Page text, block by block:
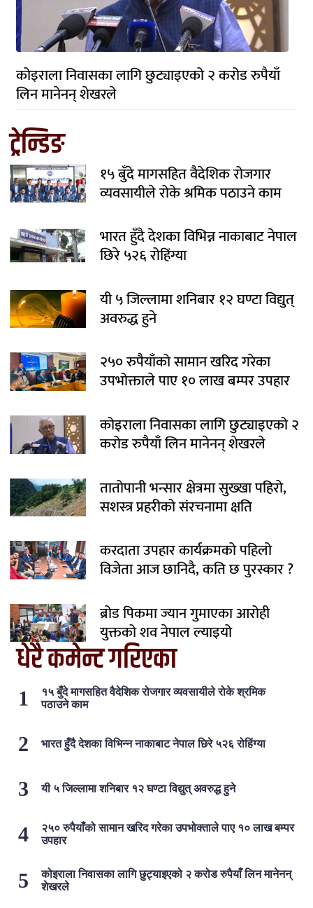
कोइराला निवासका लागि छुट्याइएको २ करोड रुपैयाँ
लिन मानेनन् शेखरले
ट्रेन्डिङ
१५ बुँदे मागसहित वैदेशिक रोजगार
व्यवसायीले रोके श्रमिक पठाउने काम
भारत हुँदै देशका विभिन्न नाकाबाट नेपाल
छिरे ५२६ रोहिंग्या
यी ५ जिल्लामा शनिबार १२ घण्टा विद्युत्
अवरुद्ध हुने
२५० रुपैयाँको सामान खरिद गरेका
उपभोक्ताले पाए १० लाख बम्पर उपहार
कोइराला निवासका लागि छुट्याइएको २
करोड रुपैयाँ लिन मानेनन् शेखरले
तातोपानी भन्सार क्षेत्रमा सुख्खा पहिरो,
सशस्त्र प्रहरीको संरचनामा क्षति
करदाता उपहार कार्यक्रमको पहिलो
विजेता आज छानिदै, कति छ पुरस्कार ?
ब्रोड पिकमा ज्यान गुमाएका आरोही
युक्तको शव नेपाल ल्याइयो
धेरै कमेन्ट गरिएका
१५ बुँदे मागसहित वैदेशिक रोजगार व्यवसायीले रोके श्रमिक
पठाउने काम
भारत हुँदै देशका विभिन्न नाकाबाट नेपाल छिरे ५२६ रोहिंग्या
यी ५ जिल्लामा शनिबार १२ घण्टा विद्युत् अवरुद्ध हुने
२५० रुपैयाँको सामान खरिद गरेका उपभोक्ताले पाए १० लाख बम्पर
उपहार
कोइराला निवासका लागि छुट्याइएको २ करोड रुपैयाँ लिन मानेनन्
शेखरले